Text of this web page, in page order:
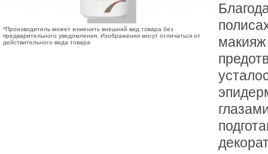
*Производитель может изменить внешний вид товара без
предварительного уведомления. Изображения могут отличаться от
действительного вида товара
макияж